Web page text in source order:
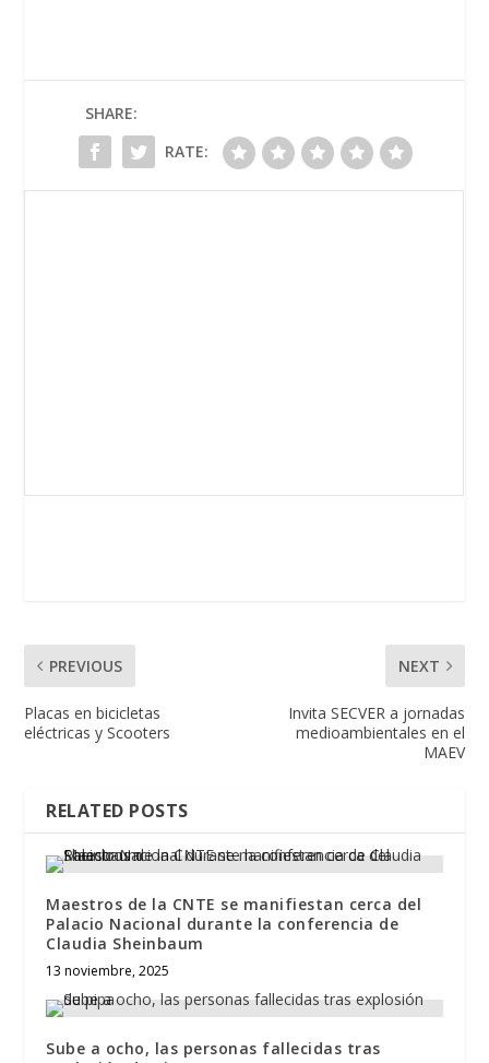
SHARE:
RATE:
PREVIOUS
Placas en bicicletas
eléctricas y Scooters
NEXT
Invita SECVER a jornadas
medioambientales en el
MAEV
RELATED POSTS
Maestros de la CNTE se manifiestan cerca del
Palacio Nacional durante la conferencia de
Claudia Sheinbaum
13 noviembre, 2025
Sube a ocho, las personas fallecidas tras